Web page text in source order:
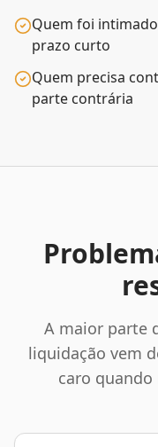
Quem foi
prazo curto
Quem precisa
parte contrária
A maior parte
liquidação vem
caro